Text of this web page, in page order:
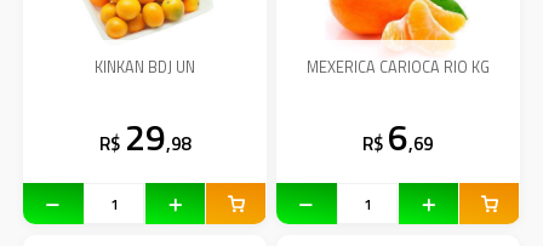
KINKAN BDJ UN
R$ 29,98
MEXERICA CARIOCA RIO KG
R$ 6,69